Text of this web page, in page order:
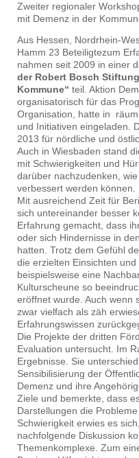
Zweiter regionaler
mit Demenz in der
Aus Hessen, Nordrhein-
Hamm 23 Beteiligtezum
nahmen seit 2009 in einer
der Robert Bosch
Kommune“ teil. Aktion
organisatorisch für das
Organisation, hatte in
und Initiativen eingeladen.
2013 für nördliche und
Auch in Wiesbaden stand
mit Schwierigkeiten und
darüber nachzudenken,
verbessert werden können.
Mit ausreichend Zeit für
sich untereinander besser
Erfahrung gemacht, dass
oder sich Hindernisse in
hatten. Trotz dem Gefühl
die erzielten Einsichten
beispielsweise eine
Kulturscheune so
eröffnet wurde. Auch wenn
zwar vielfach als zäh
Erfahrungswissen
Die Projekte der dritten
Evaluation untersucht. Im
Ergebnisse. Sie
Sensibilisierung der
Demenz und ihre
Ziele und bemerkte, dass
Darstellungen die
Schwierigkeit erwies es
nachfolgende Diskussion
Themenkomplexe. Zum